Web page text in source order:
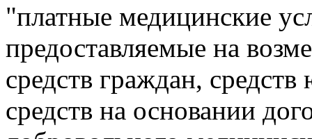
"платные медицинские
предоставляемые на
средств граждан,
средств на основании